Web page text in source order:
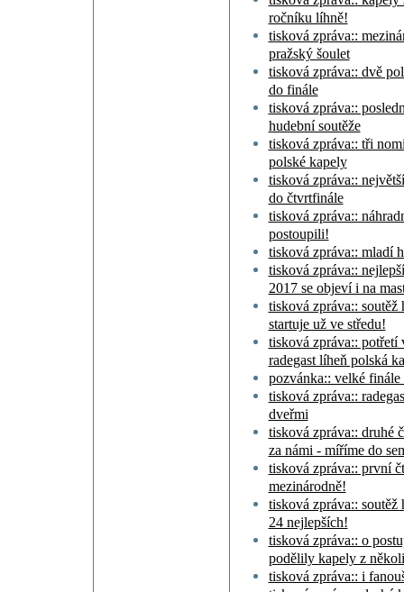
ročníku líhně!
tisková zpráva::
pražský šoulet
tisková zpráva:: dvě
do finále
tisková zpráva::
hudební soutěže
tisková zpráva:: tři
polské kapely
tisková zpráva::
do čtvrtfinále
tisková zpráva::
postoupili!
tisková zpráva:: mladí
tisková zpráva::
2017 se objeví i na
tisková zpráva::
startuje už ve středu!
tisková zpráva::
radegast líheň polská
pozvánka:: velké finále
tisková zpráva::
dveřmi
tisková zpráva:: druhé
za námi - míříme do
tisková zpráva:: první
mezinárodně!
tisková zpráva:: soutěž
24 nejlepších!
tisková zpráva:: o
podělily kapely z
tisková zpráva:: i